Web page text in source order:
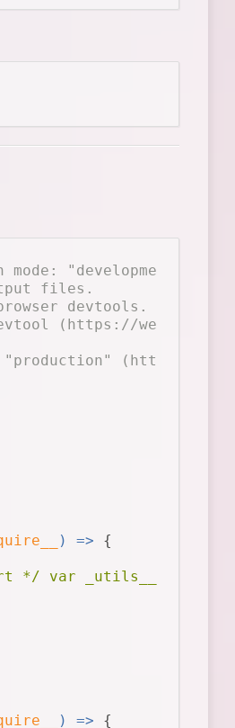
"development").
files.
devtools.
(https://
(https://
) => {
*/ var
) => {